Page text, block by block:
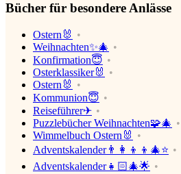
Bücher für besondere Anlässe
Ostern🐰
Weihnachten✨🎄
Konfirmation😇
Osterklassiker🐰
Ostern🐰
Kommunion😇
Reiseführer✈
Puzzlebücher Weihnachten🧩🎄
Wimmelbuch Ostern🐰
Adventskalender👨‍👩‍👦‍👦🎄⭐
Adventskalender👧🏻🎄🌟